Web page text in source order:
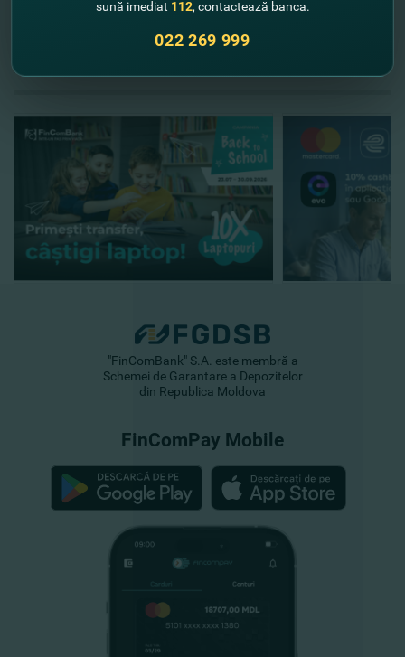
Mastercard!
//
"FinComBank" S.A. este membră a
Schemei de Garantare a Depozitelor
din Republica Moldova
FinComPay Mobile
sună imediat 112, contactează banca.
022 269 999